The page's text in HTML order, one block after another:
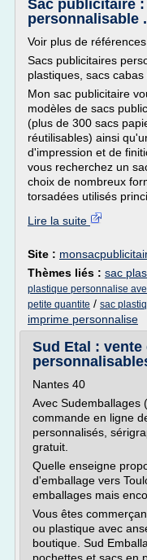
Sac publicitaire
personnalisable
Voir plus de références
Sacs publicitaires
plastiques, sacs
Mon sac publicitaire
modèles de sacs
(plus de 300 sacs
réutilisables) ainsi
d'impression et de
vous recherchez un
choix de nombreux
torsadées utilisés
Lire la suite
Site :
Thèmes liés : sac
plastique personnalise
petite quantite / sac
imprime personnalise
Sud Etal :
Nantes 40
Avec Sudemballages
commande en ligne
personnalisés,
gratuit.
Quelle enseigne
d'emballage vers
emballages mais
Vous êtes
ou plastique avec
boutique. Sud